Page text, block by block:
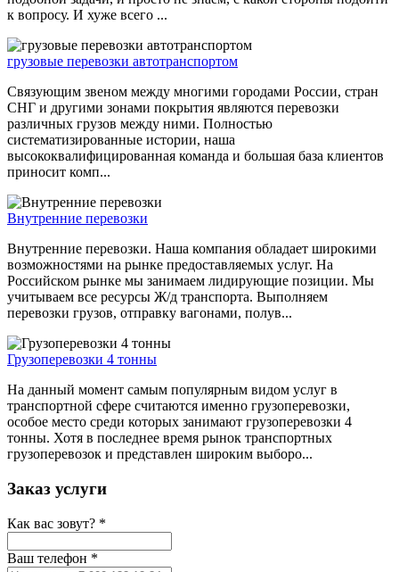
к вопросу. И хуже всего ...
грузовые перевозки автотранспортом
Связующим звеном между многими городами России, стран
СНГ и другими зонами покрытия являются перевозки
различных грузов между ними. Полностью
систематизированные истории, наша
высококвалифицированная команда и большая база клиентов
приносит комп...
Внутренние перевозки
Внутренние перевозки. Наша компания обладает широкими
возможностями на рынке предоставляемых услуг. На
Российском рынке мы занимаем лидирующие позиции. Мы
учитываем все ресурсы Ж/д транспорта. Выполняем
перевозки грузов, отправку вагонами, полув...
Грузоперевозки 4 тонны
На данный момент самым популярным видом услуг в
транспортной сфере считаются именно грузоперевозки,
особое место среди которых занимают грузоперевозки 4
тонны. Хотя в последнее время рынок транспортных
грузоперевозок и представлен широким выборо...
Заказ услуги
Как вас зовут? *
Ваш телефон *